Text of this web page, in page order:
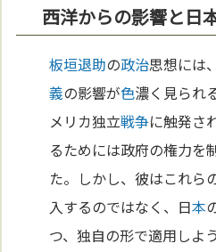
西洋からの影響と日
板垣退助の政治思想には
義の影響が色濃く見られ
メリカ独立戦争に触発さ
るためには政府の権力を
た。しかし、彼はこれら
入するのではなく、日本
つ、独自の形で適用しよ